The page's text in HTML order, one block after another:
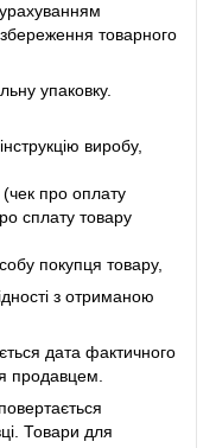
товарного
упаковку.
виробу,
про оплату
сплату товару
покупця товару,
з отриманою
дата фактичного
продавцем.
Товари для